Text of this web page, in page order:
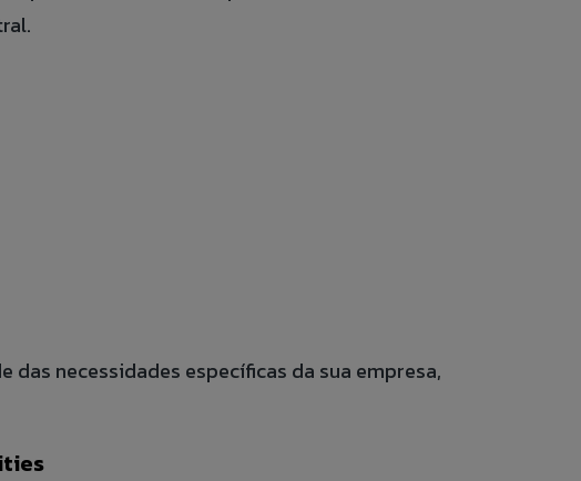
necessidades específicas da sua empresa,